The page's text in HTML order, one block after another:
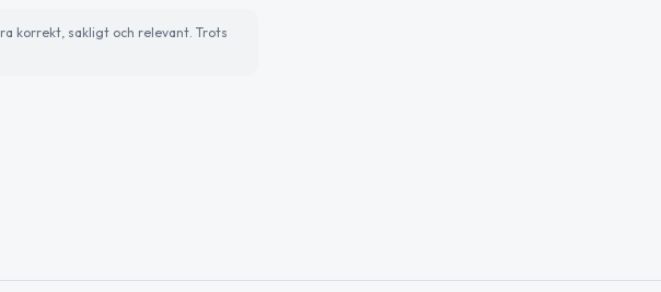
korrekt, sakligt och relevant. Trots